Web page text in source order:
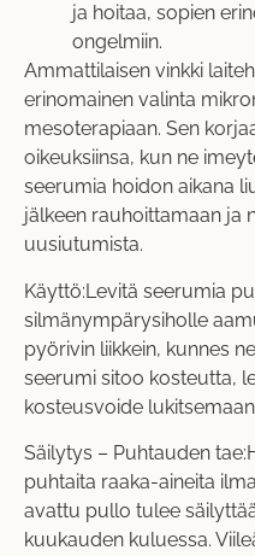
ja hoitaa, sopien
ongelmiin.
Ammattilaisen vinkki
erinomainen valinta
mesoterapiaan. Sen
oikeuksiinsa, kun ne
seerumia hoidon aikana
jälkeen rauhoittamaan ja
uusiutumista.
Käyttö:Levitä seerumia
silmänympärysiholle
pyörivin liikkein, kunnes
seerumi sitoo kosteutta,
kosteusvoide
Säilytys – Puhtauden
puhtaita raaka-aineita
avattu pullo tulee
kuukauden kuluessa.